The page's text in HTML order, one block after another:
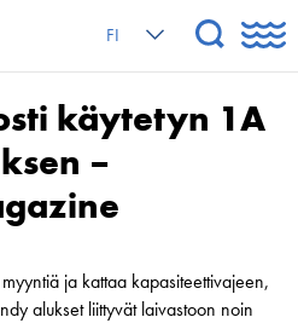
FI
käytetyn 1A
–
ja kattaa kapasiteettivajeen,
alukset liittyvät laivastoon noin